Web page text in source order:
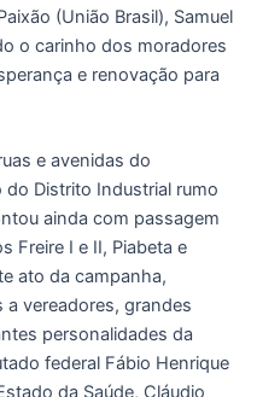
(União Brasil), Samuel
o carinho dos moradores
e renovação para
e avenidas do
Distrito Industrial rumo
ainda com passagem
Freire I e II, Piabeta e
ato da campanha,
vereadores, grandes
personalidades da
federal Fábio Henrique
da Saúde, Cláudio